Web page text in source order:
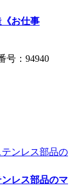
《お仕事
号：94940
レス部品のマ